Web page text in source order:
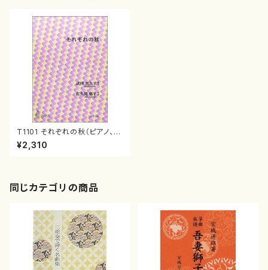
T1101 それぞれの秋（ピアノ、ソ
プラノ/武田喜久子/楽譜）
¥2,310
同じカテゴリの商品